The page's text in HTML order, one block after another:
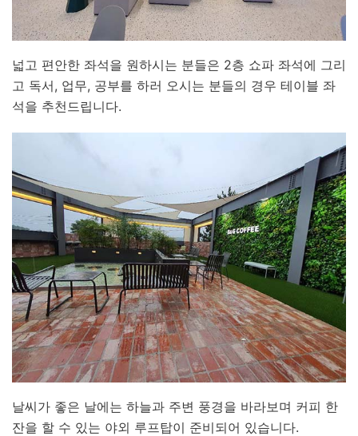
넓고 편안한 좌석을 원하시는 분들은 2층 쇼파 좌석에 그리
고 독서, 업무, 공부를 하러 오시는 분들의 경우 테이블 좌
석을 추천드립니다.
날씨가 좋은 날에는 하늘과 주변 풍경을 바라보며 커피 한
잔을 할 수 있는 야외 루프탑이 준비되어 있습니다.